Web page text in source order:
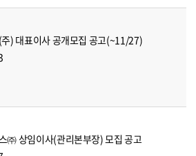
) 대표이사 공개모집 공고(~11/27)
㈜ 상임이사(관리본부장) 모집 공고